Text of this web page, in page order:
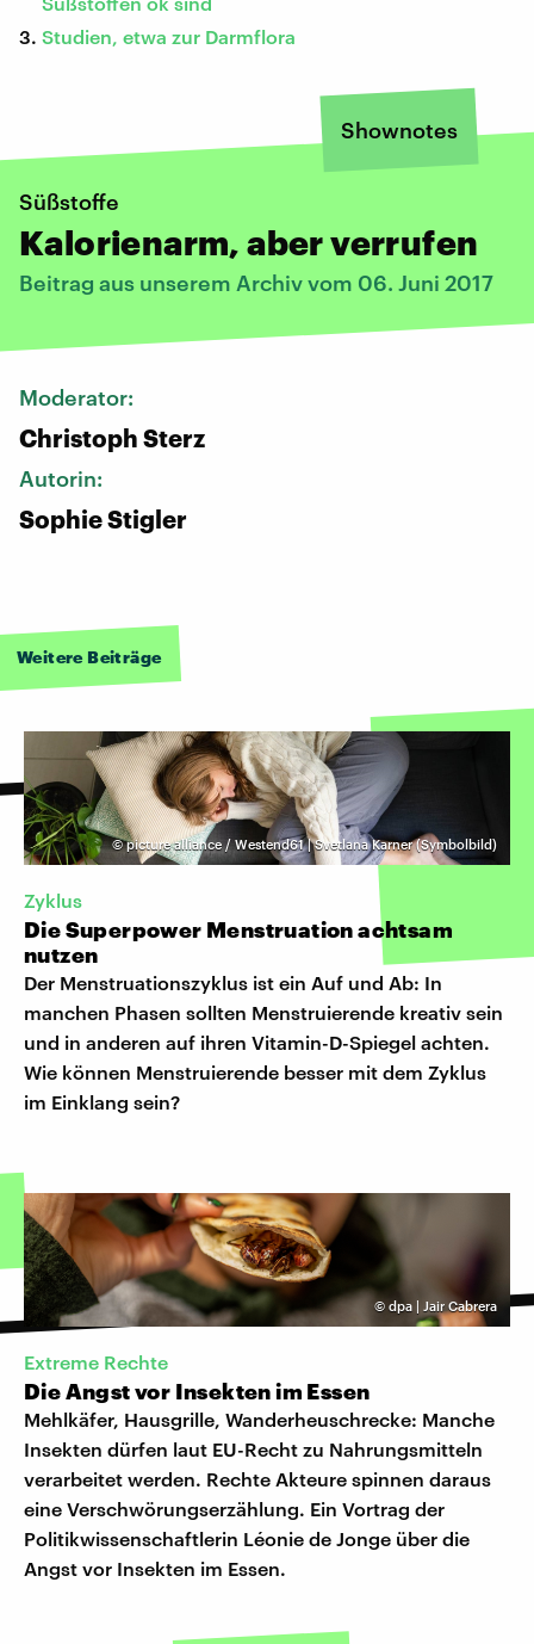
Studien, etwa zur Darmflora
Shownotes
Süßstoffe
Kalorienarm, aber verrufen
Beitrag aus unserem Archiv vom 06. Juni 2017
Moderator:
Christoph Sterz
Autorin:
Sophie Stigler
Weitere Beiträge
©picture alliance / Westend61 | Svetlana Karner (Symbolbild)
Zyklus
Die Superpower Menstruation achtsam
nutzen
Der Menstruationszyklus ist ein Auf und Ab: In
manchen Phasen sollten Menstruierende kreativ sein
und in anderen auf ihren Vitamin-D-Spiegel achten.
Wie können Menstruierende besser mit dem Zyklus
im Einklang sein?
© dpa | Jair Cabrera
Extreme Rechte
Die Angst vor Insekten im Essen
Mehlkäfer, Hausgrille, Wanderheuschrecke: Manche
Insekten dürfen laut EU-Recht zu Nahrungsmitteln
verarbeitet werden. Rechte Akteure spinnen daraus
eine Verschwörungserzählung. Ein Vortrag der
Politikwissenschaftlerin Léonie de Jonge über die
Angst vor Insekten im Essen.